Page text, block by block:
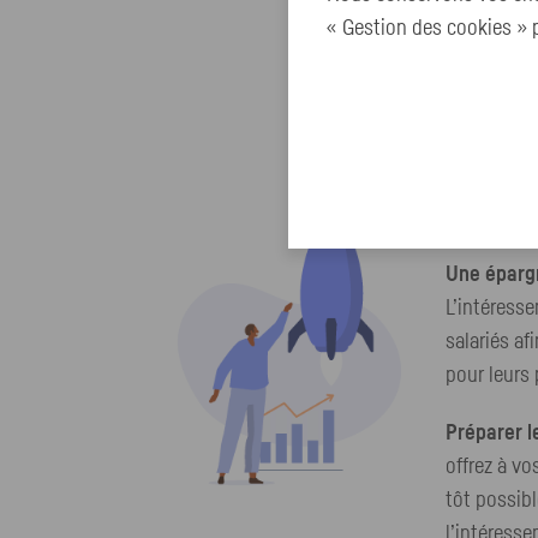
Pas
à vos
sur le
dispositif
Une
salariés
pour leurs
Préparer
offrez à
tôt
« Gestion des cookies »